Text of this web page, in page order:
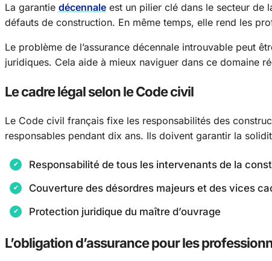
La garantie décennale est un pilier clé dans le secteur de
défauts de construction. En même temps, elle rend les
Le problème de l’assurance décennale introuvable peut
juridiques. Cela aide à mieux naviguer dans ce domaine
Le cadre légal selon le Code civil
Le Code civil français fixe les responsabilités des
responsables pendant dix ans. Ils doivent garantir la
Responsabilité de tous les intervenants de la
Couverture des désordres majeurs et des vices
Protection juridique du maître d’ouvrage
L’obligation d’assurance pour les